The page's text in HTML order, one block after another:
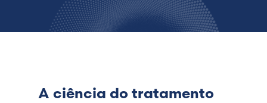
A ciência do tratamento